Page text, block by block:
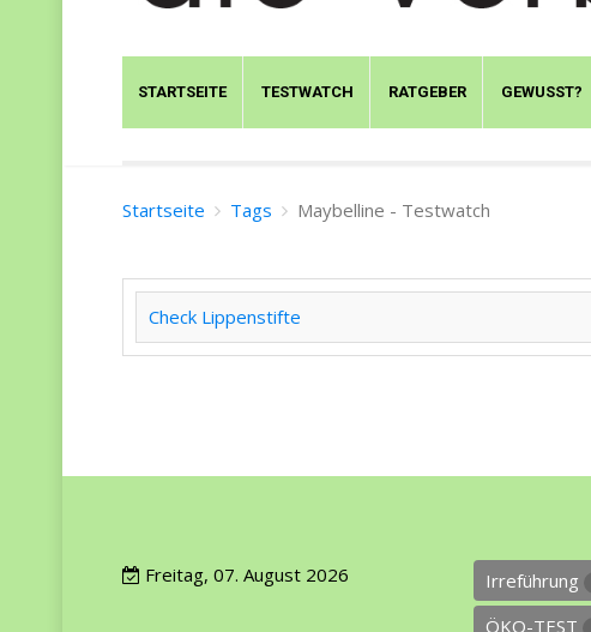
STARTSEITE TESTWATCH RATGEBER GEWUSST?
Startseite Tags
Maybelline - Testwatch
Check Lippenstifte
Freitag, 07. August 2026 Irreführung
ÖKO-TEST